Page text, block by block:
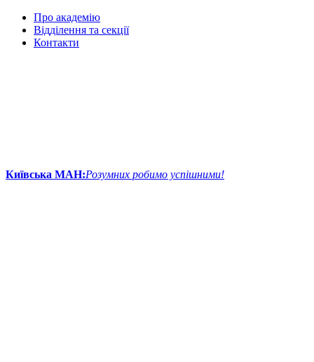
Про академію
Відділення та секції
Контакти
Київська МАН:Розумних робимо успішними!